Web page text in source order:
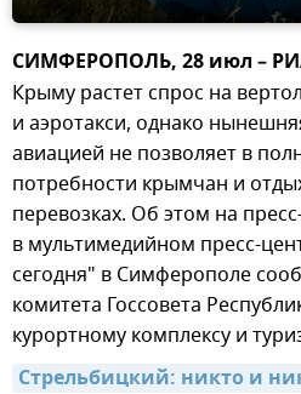
СИМФЕРОПОЛЬ, 28 июл –
Крыму растет спрос на
и аэротакси, однако
авиацией не позволяет в
потребности крымчан и
перевозках. Об этом на
в мультимедийном пресс-
сегодня" в Симферополе
комитета Госсовета
курортному комплексу и
Стрельбицкий: никто и